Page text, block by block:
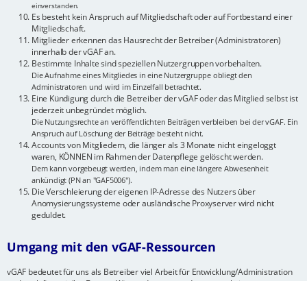
einverstanden.
Es besteht kein Anspruch auf Mitgliedschaft oder auf Fortbestand einer
Mitgliedschaft.
Mitglieder erkennen das Hausrecht der Betreiber (Administratoren)
innerhalb der vGAF an.
Bestimmte Inhalte sind speziellen Nutzergruppen vorbehalten.
Die Aufnahme eines Mitgliedes in eine Nutzergruppe obliegt den
Administratoren und wird im Einzelfall betrachtet.
Eine Kündigung durch die Betreiber der vGAF oder das Mitglied selbst ist
jederzeit unbegründet möglich.
Die Nutzungsrechte an veröffentlichten Beiträgen verbleiben bei der vGAF. Ein
Anspruch auf Löschung der Beiträge besteht nicht.
Accounts von Mitgliedern, die länger als 3 Monate nicht eingeloggt
waren, KÖNNEN im Rahmen der Datenpflege gelöscht werden.
Dem kann vorgebeugt werden, indem man eine längere Abwesenheit
ankündigt (PN an "GAF5006").
Die Verschleierung der eigenen IP-Adresse des Nutzers über
Anomysierungssysteme oder ausländische Proxyserver wird nicht
geduldet.
Umgang mit den vGAF-Ressourcen
vGAF bedeutet für uns als Betreiber viel Arbeit für Entwicklung/Administration